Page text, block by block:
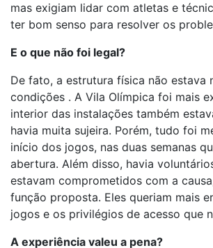
mas exigiam lidar com atletas e
ter bom senso para resolver os
E o que não foi legal?
De fato, a estrutura física não estava
condições . A Vila Olímpica foi mais
interior das instalações também
havia muita sujeira. Porém, tudo foi
início dos jogos, nas duas semanas
abertura. Além disso, havia
estavam comprometidos com a
função proposta. Eles queriam mais
jogos e os privilégios de acesso que
A experiência valeu a pena?